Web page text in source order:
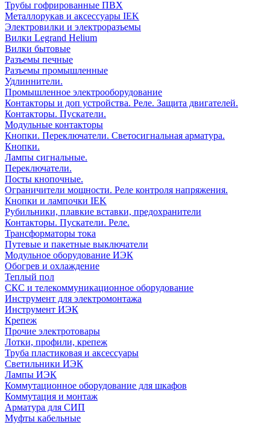
Трубы гофрированные ПВХ
Металлорукав и аксессуары IEK
Электровилки и электроразъемы
Вилки Legrand Helium
Вилки бытовые
Разъемы печные
Разъемы промышленные
Удлиннители.
Промышленное электрооборудование
Контакторы и доп устройства. Реле. Защита двигателей.
Контакторы. Пускатели.
Модульные контакторы
Кнопки. Переключатели. Светосигнальная арматура.
Кнопки.
Лампы сигнальные.
Переключатели.
Посты кнопочные.
Ограничители мощности. Реле контроля напряжения.
Кнопки и лампочки IEK
Рубильники, плавкие вставки, предохранители
Контакторы. Пускатели. Реле.
Трансформаторы тока
Путевые и пакетные выключатели
Модульное оборудование ИЭК
Обогрев и охлаждение
Теплый пол
СКС и телекоммуникационное оборудование
Инструмент для электромонтажа
Инструмент ИЭК
Крепеж
Прочие электротовары
Лотки, профили, крепеж
Труба пластиковая и аксессуары
Светильники ИЭК
Лампы ИЭК
Коммутационное оборудование для шкафов
Коммутация и монтаж
Арматура для СИП
Муфты кабельные